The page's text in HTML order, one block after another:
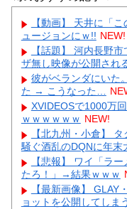
【動画】 天井に「
ュージョンにｗ!! NEW!
【話題】 河内長野
ザ無し映像が公開され
彼がベランダにいた
た → こうなった…
XVIDEOSで1000万
ｗｗｗｗｗｗ NEW!
【北九州・小倉】
騒ぐ酒乱のDQNに年末
【悲報】 ワイ「ラ
たろ！」→結果ｗｗｗ
【最新画像】 GLAY
ョットを公開してしま